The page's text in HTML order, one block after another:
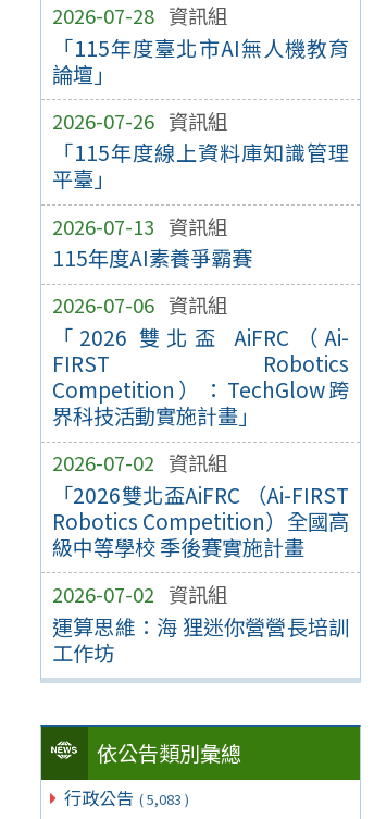
2026-07-28 資訊組
「115年度臺北市AI無人機教育
論壇」
2026-07-26 資訊組
「115年度線上資料庫知識管理
平臺」
2026-07-13 資訊組
115年度AI素養爭霸賽
2026-07-06 資訊組
「2026 雙北盃 AiFRC（Ai-
FIRST Robotics
Competition）：TechGlow跨
界科技活動實施計畫」
2026-07-02 資訊組
「2026雙北盃AiFRC （Ai-FIRST
Robotics Competition）全國高
級中等學校 季後賽實施計畫
2026-07-02 資訊組
運算思維：海 狸迷你營營長培訓
工作坊
依公告類別彙總
行政公告 ( 5,083 )